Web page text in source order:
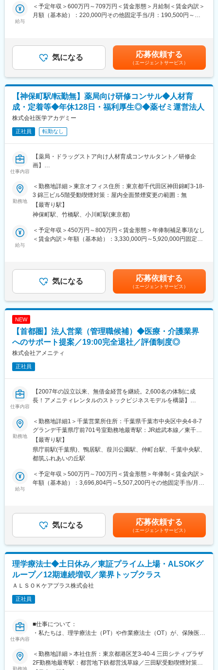
品はリハビリ機器数種類から入浴機器、またテーブル・棚・介護
ベッドまで様々です。
■組織構成：
組織全体では現在20代～60代の経験豊富な社員が活躍していま
副部長：男性60代（営業）
係長：女性40代（外国人材部門）
リーダー：女性20代・30代（ともに外国人材部門）
事務：女性2名(50代・40代)
営業経験豊富な社員がOJTいたしますので不安なことがあっても
サポートいたします。
■当社について：
当社は地域密着型の介護施設を運営するケアサポート株式会社の
100％出資の子会社です。地域で愛される企業として介護施設を
たします。
変更の範囲：会社の定める業務
【業務詳細】
ジャー6～7名）
【マネジメント業務】
■各エリアのシニア・エリアマネージャーを通じて、運営部分(グ
ループホームにて管理者を通じて利用者の支援)の業務マネジメン
ト全般
■各種行政対応(関係性構築、リスク管理・対応、コンプラ・事故
対応等）
■ホームの支援品質管理、改善
■自社職員の労務把握(労務管理自体は別部署労務課が担当)、改善
応
設備基準を満たした施設で、職員が24時間365日常駐しており、
日常生活上の援助や介護支援を受けながら住み慣れた地域で安心
して過ごせるグループホームになります。
【当社のコンセプト】『「ここでくらしたい」を創る』
ご利用者様にとってグループホームはまさに家そのものだといえ
ます。家族のように温かいスタッフたちとのコミュニケーション
【当社の理念】『住まいで困っている障がい者が「0」の社会を創
ージョン」から由来しています。
”すべての人々を孤独や孤立、排除や摩擦から援護し、健康で文化
的な生活の実現につなげるよう、社会の構成員として包み支え合
う”ことです。
包み込むという意味合いで、障がい者や貧困層、子ども、高齢者
な生活の実現を目的としてします。
給与
＜予定年収＞600万円～709万円＜賃金形態＞月給制＜賃金内訳＞
月額（基本給）：220,000円その他固定手当/月：190,500円～
残業手当＞有＜給与補足＞◆賞与：無◆昇給：年1回（3月）※個
人の評価に応じて昇降給の場合あり賃金はあくまでも目安の金額
であり、選考を通じて上下する可能性があります。月給(月額)は固
定手当を含めた表記です。
気になる 応募依頼する
（エージェントサービス）
【神保町駅/転勤無】薬局向け研修コンサル◆人材育
成・定着等◆年休128日・福利厚生◎◆薬ゼミ運営法人
株式会社医学アカデミー
正社員 転勤なし
仕事内容
【薬局・ドラッグストア向け人材育成コンサルタント／研修企
画】
支援を担当していただきます。
薬局・ドラッグストアが抱える人材育成や組織課題に向き合い、
研修プログラムの企画・改善、新たなサービス開発にも挑戦でき
る仕事です。
■業務概要
薬剤師国家試験対策で知られる「薬学ゼミナール」をはじめ、医
に対し、営業担当や講師と連携しながら研修を企画・運営しま
す。
・営業担当・講師・関係部署との調整
・アンケート分析、改善提案
・新しい研修コンテンツ・サービスの企画・開発
まずは研修運営や顧客訪問への同行を通して事業や顧客理解を深
めます。
来的にはサービス開発、プロジェクト推進、マネジメントにも挑
戦できます。成果や意欲をしっかり評価する環境です。
■この仕事の魅力
薬局・ドラッグストアの人材育成課題に向き合い、薬剤師の成長
薬剤師として培った知識や経験、現場で感じた課題や工夫は、そ
のまま研修づくりに活かせます。
― 社員からのメッセージ（入社2年目） ―
現在は薬局・ドラッグストア向けの人材育成支援を担当していま
す。顧客訪問、課題のヒアリング、研修企画、資料作成、案件管
企画し、自分が関わった研修が薬剤師の成長や現場の課題解決に
つながることがやりがいです。若手でも主体的に挑戦でき、日々
成長を実感しています。
変更の範囲：会社の定める業務
勤務地
＜勤務地詳細＞東京オフィス住所：東京都千代田区神田錦町3-18-
3 錦三ビル5階受動喫煙対策：屋内全面禁煙変更の範囲：無
【最寄り駅】
神保町駅、竹橋駅、小川町駅(東京都)
給与
＜予定年収＞450万円～800万円＜賃金形態＞年俸制補足事項なし
＜賃金内訳＞年額（基本給）：3,330,000円～5,920,000円固定残
手当＞有＜給与補足＞■昇給：年1回（5月）■決算賞与あり（ここ
10年以上の付与実績あり）賃金はあくまでも目安の金額であり、
選考を通じて上下する可能性があります。月給(月額)は固定手当を
含めた表記です。
気になる 応募依頼する
（エージェントサービス）
NEW
【首都圏】法人営業（管理職候補）◆医療・介護業界
へのサポート提案／19:00完全退社／評価制度◎
株式会社アメニティ
正社員
仕事内容
【2007年の設立以来、無借金経営を継続。2,600名の体制に成
長！アメニティレンタルのストックビジネスモデルを構築】
を図るため、このたび新たな仲間をお迎えすることとなりまし
た。
■業務詳細：
病院や介護施設に向けて、入院・入所時に必要な衣類やタオル、
日用品などをレンタルできる「アメニティサポートシステム」を
提案する営業です。ニーズに応じて、人材派遣・紹介サービスや
院内売店の運営代行サービスも提案していきます。
です。 また、病院や介護施設の業務軽減に貢献する事で、患者
様、利用者様へのサービス向上に直結する為、大変やりがいのあ
本人の頑張りを昇給、昇格にて評価される制度が御座います。ま
た、事業拡大に伴い、新規の営業所も出店しており、営業所長や
エリアを管理する責任者などのポストがある為、早期のキャリア
アップが見込めます。 ※実際に入社4年前後で所長になった中途入
社の方もいらっしゃいます。
■会社情報：
当社は入院中に必要となるアメニティ(パジャマ・タオル・日用
品）をレンタルするアメニティサポートシステムを提供している
会社です。
ご利用者への提供・回収・請求まで全て弊社で受け持っておりま
す。そのため医療・介護施設の業務負担の軽減もでき多くのメリ
勤務地
＜勤務地詳細1＞千葉営業所住所：千葉県千葉市中央区中央4-8-7
グランデ千葉県庁前701号室勤務地最寄駅：JR総武本線／東千葉
駅受動喫煙対策：屋内全面禁煙＜勤務地詳細2＞さいたま営業所住
所：埼玉県さいたま市南区太田窪5-27-3-103 勤務地最寄駅：JR武
蔵野線・京浜東北線／南浦和駅受動喫煙対策：屋内全面禁煙＜勤
栗原倉庫1階（横浜営業所）勤務地最寄駅：鴨居駅受動喫煙対策：
屋内全面禁煙変更の範囲：会社の定める事業所
【最寄り駅】
県庁前駅(千葉県)、鴨居駅、葭川公園駅、仲町台駅、千葉中央駅、
都筑ふれあいの丘駅
給与
＜予定年収＞500万円～700万円＜賃金形態＞年俸制＜賃金内訳＞
年額（基本給）：3,696,804円～5,507,200円その他固定手当/月：
無＞有＜残業手当＞有＜給与補足＞・年収：月額×12ヵ月分・評
価：年2回（4月・10月/売上実績だけでなく取り組み姿勢や提案プ
ロセスなどの定性評価も重視）※経験や意欲次第では新しい営業所
の立ち上げに携わる可能性等もございます。賃金はあくまでも目
安の金額であり、選考を通じて上下する可能性があります。月給
(月額)は固定手当を含めた表記です。
気になる 応募依頼する
（エージェントサービス）
理学療法士◆土日休み／東証プライム上場・ALSOKグ
ループ／12期連続増収／業界トップクラス
ＡＬＳＯＫケアプラス株式会社
正社員
仕事内容
■仕事について：
・私たちは、理学療法士（PT）や作業療法士（OT）が、保険医療
す。
・ALSOKの介護施設は首都圏・関西圏に200ヶ所以上。8,000名を
超える入居者が対象のリハビリサービスを展開中であり、2026年
勤務地
＜勤務地詳細＞本社住所：東京都港区芝3-40-4 三田シティプラザ
2F勤務地最寄駅：都営地下鉄都営浅草線／三田駅受動喫煙対策：